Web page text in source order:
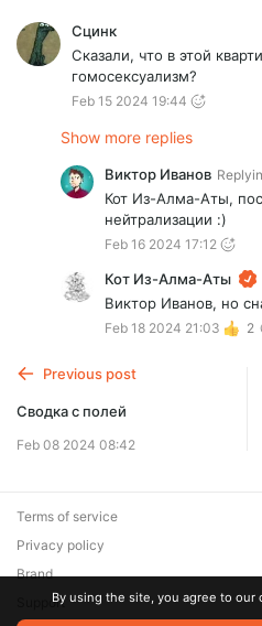
Сцинк
Сказали, что в этой
гомосексуализм?
Feb 15 2024 19:44
Show more replies
Виктор Иванов
Кот Из-Алма-Аты,
нейтрализации :)
Feb 16 2024 17:12
Кот Из-Алма-Аты
Виктор Иванов, но
Feb 18 2024 21:03 2
Previous post
Сводка с полей
Feb 08 2024 08:42
Terms of service
Privacy policy
Brand
SupportBy using the site, you agree to our